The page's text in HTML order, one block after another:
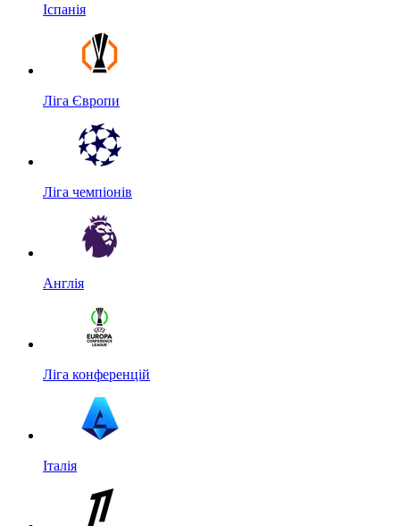
Іспанія
Ліга Європи
Ліга чемпіонів
Англія
Ліга конференцій
Італія